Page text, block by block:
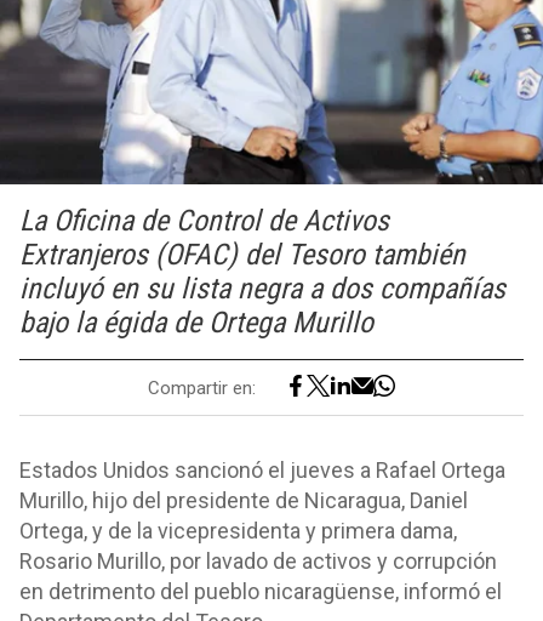
La Oficina de Control de Activos
Extranjeros (OFAC) del Tesoro también
incluyó en su lista negra a dos compañías
bajo la égida de Ortega Murillo
Compartir en:
Estados Unidos sancionó el jueves a Rafael Ortega
Murillo, hijo del presidente de Nicaragua, Daniel
Ortega, y de la vicepresidenta y primera dama,
Rosario Murillo, por lavado de activos y corrupción
en detrimento del pueblo nicaragüense, informó el